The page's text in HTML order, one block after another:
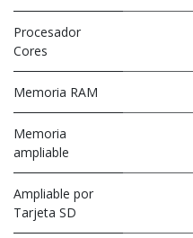
Procesador
Cores
Memoria RAM
Memoria
ampliable
Ampliable por
Tarjeta SD